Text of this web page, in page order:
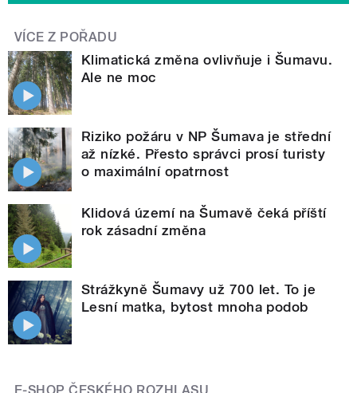
VÍCE Z POŘADU
Klimatická změna ovlivňuje i Šumavu.
Ale ne moc
Riziko požáru v NP Šumava je střední
až nízké. Přesto správci prosí turisty
o maximální opatrnost
Klidová území na Šumavě čeká příští
rok zásadní změna
Strážkyně Šumavy už 700 let. To je
Lesní matka, bytost mnoha podob
E-SHOP ČESKÉHO ROZHLASU